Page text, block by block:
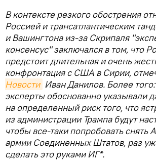
В контексте резкого обострения
Россией и трансатлантическим
и Вашингтона из-за Скрипаля
консенсус" заключался в том, что
предстоит длительная и очень
конфронтация с США в Сирии,
Новости Иван Данилов. Более
эксперты обоснованно указывали
на определенный риск того, что
из администрации Трампа будут
чтобы все-таки попробовать снять
армии Соединенных Штатов, раз
сделать это руками ИГ*.